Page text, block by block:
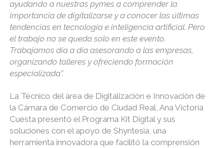
ayudando a nuestras pymes a comprender la
importancia de digitalizarse y a conocer las últimas
tendencias en tecnología e inteligencia artificial. Pero
el trabajo no se queda solo en este evento.
Trabajamos día a día asesorando a las empresas,
organizando talleres y ofreciendo formación
especializada”.
La Técnico del área de Digitalización e Innovación de
la Cámara de Comercio de Ciudad Real, Ana Victoria
Cuesta presentó el Programa Kit Digital y sus
soluciones con el apoyo de Shyntesia, una
herramienta innovadora que facilitó la comprensión